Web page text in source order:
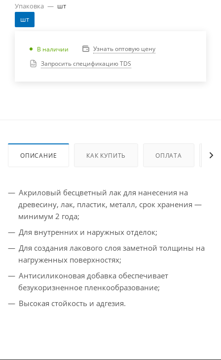
Упаковка — шт
шт
В наличии
Узнать оптовую цену
Запросить спецификацию TDS
ОПИСАНИЕ КАК КУПИТЬ ОПЛАТА
Акриловый бесцветный лак для нанесения на
древесину, лак, пластик, металл, срок хранения —
минимум 2 года;
Для внутренних и наружных отделок;
Для создания лакового слоя заметной толщины на
нагруженных поверхностях;
Антисиликоновая добавка обеспечивает
безукоризненное пленкообразование;
Высокая стойкость и адгезия.